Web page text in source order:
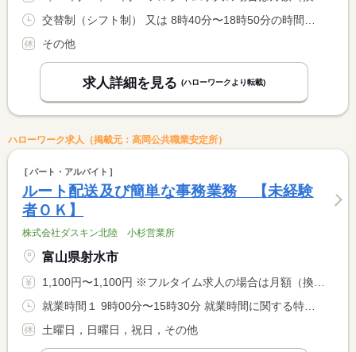
その他
求人詳細を見る (ハローワークより転載)
ハローワーク求人（掲載元：高岡公共職業安定所）
パート・アルバイト
ルート配送及び簡単な事務業務 【未経験
者ＯＫ】
株式会社ダスキン北陸 小杉営業所
富山県射水市
1,100円〜1,100円 ※フルタイム求人の場合は月額（換算額）、パート求人の場合は時間額を表示しています。
土曜日，日曜日，祝日，その他